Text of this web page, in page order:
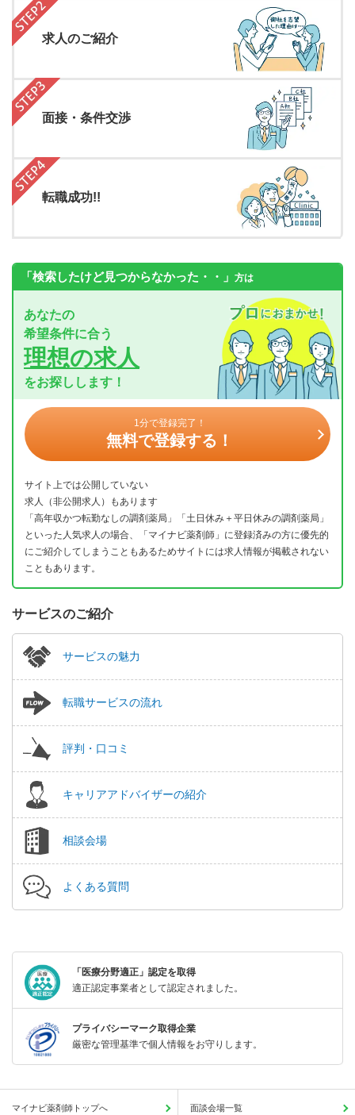
求人のご紹介
面接・条件交渉
転職成功!!
「検索したけど見つからなかった・・」 方は
あなたの
希望条件に合う
理想の求人
をお探しします！
1分で登録完了！
無料で登録する！
サイト上では公開していない
求人（非公開求人）もあります
「高年収かつ転勤なしの調剤薬局」「土日休み＋平日休みの調剤薬局」
といった人気求人の場合、「マイナビ薬剤師」に登録済みの方に優先的
にご紹介してしまうこともあるためサイトには求人情報が掲載されない
こともあります。
サービスのご紹介
サービスの魅力
転職サービスの流れ
評判・口コミ
キャリアアドバイザーの紹介
相談会場
よくある質問
「医療分野適正」認定を取得
適正認定事業者として認定されました。
プライバシーマーク取得企業
厳密な管理基準で個人情報をお守りします。
マイナビ薬剤師トップへ 面談会場一覧